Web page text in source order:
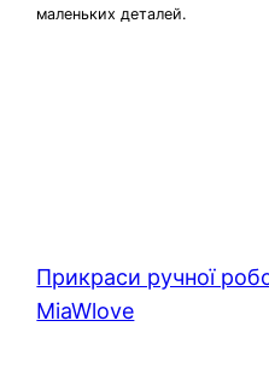
маленьких деталей.
Прикраси ручної
MiaWlove